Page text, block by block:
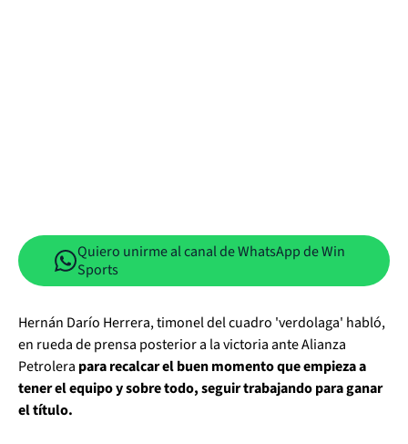
Quiero unirme al canal de WhatsApp de Win
Sports
Hernán Darío Herrera, timonel del cuadro 'verdolaga' habló,
en rueda de prensa posterior a la victoria ante Alianza
Petrolera para recalcar el buen momento que empieza a
tener el equipo y sobre todo, seguir trabajando para ganar
el título.